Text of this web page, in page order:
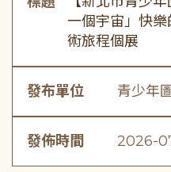
一個宇宙」快
術旅程個展
發布單位 青少年
發佈時間 2026-